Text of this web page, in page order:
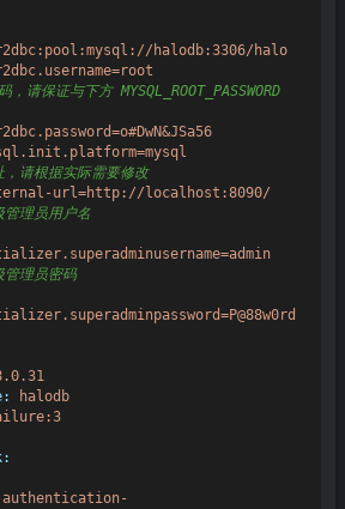
halodb:3306/halo
请保证与下方 MYSQL_ROOT_PASSWORD
请根据实际需要修改
url=http://localhost:8090/
理员用户名
理员密码
halodb